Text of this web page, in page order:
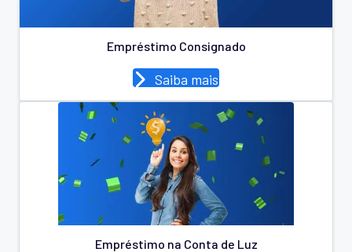
Empréstimo Consignado
Saiba mais
Empréstimo na Conta de Luz